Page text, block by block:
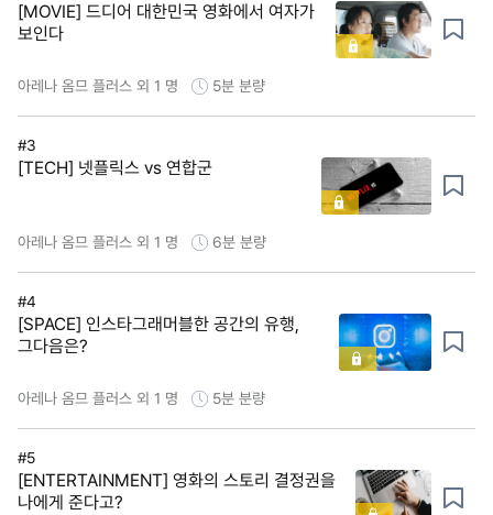
[MOVIE] 드디어 대한민국 영화에서 여자가
보인다
아레나 옴므 플러스 외 1 명 5분 분량
#3
[TECH] 넷플릭스 vs 연합군
아레나 옴므 플러스 외 1 명 6분 분량
#4
[SPACE] 인스타그래머블한 공간의 유행,
그다음은?
아레나 옴므 플러스 외 1 명 5분 분량
#5
[ENTERTAINMENT] 영화의 스토리 결정권을
나에게 준다고?